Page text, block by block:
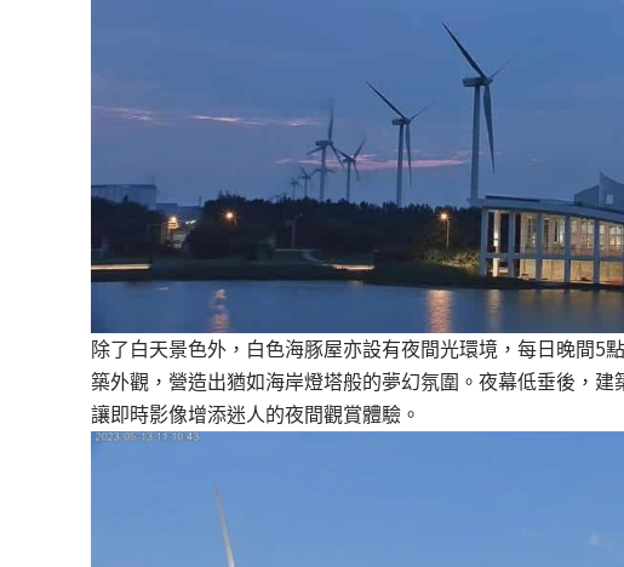
除了白天景色外，白色海豚屋亦設有夜間光環境，每日晚間5
築外觀，營造出猶如海岸燈塔般的夢幻氛圍。夜幕低垂後，建
讓即時影像增添迷人的夜間觀賞體驗。